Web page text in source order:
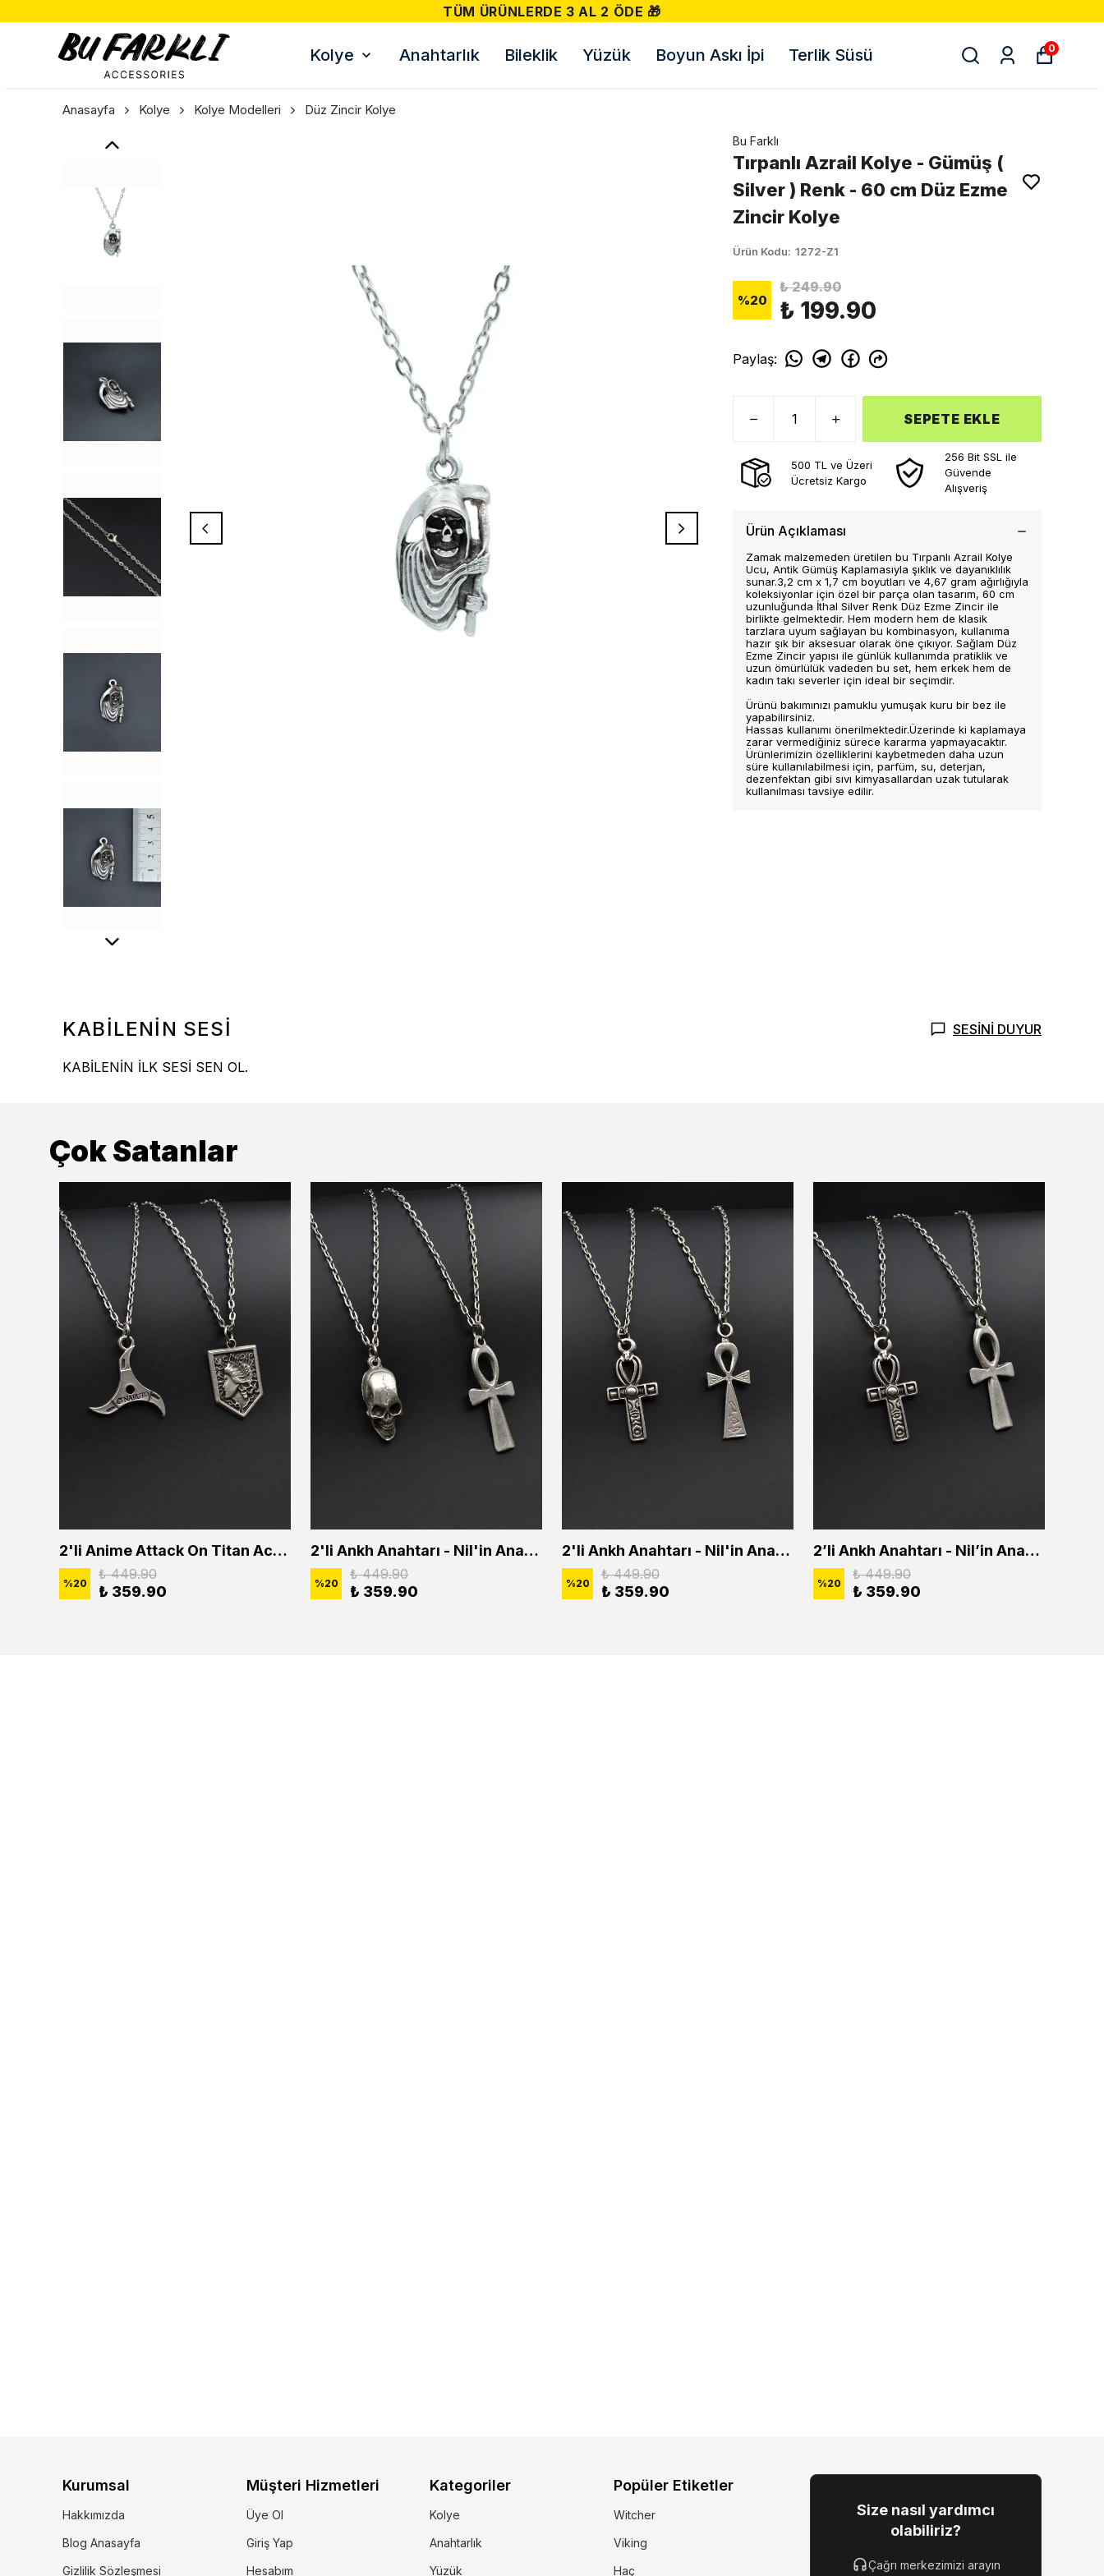
TÜM ÜRÜNLERDE 3 AL 2 ÖDE 🎁
Kolye Anahtarlık Bileklik Yüzük Boyun Askı İpi Terlik Süsü 0
Anasayfa Kolye Kolye Modelleri Düz Zincir Kolye
Bu Farklı
Tırpanlı Azrail Kolye - Gümüş (
Silver ) Renk - 60 cm Düz Ezme
Zincir Kolye
Ürün Kodu: 1272-Z1
%20
₺ 249.90
₺ 199.90
Paylaş:
SEPETE EKLE
500 TL ve Üzeri
Ücretsiz Kargo
256 Bit SSL ile
Güvende
Alışveriş
Ürün Açıklaması
Zamak malzemeden üretilen bu Tırpanlı Azrail Kolye
Ucu, Antik Gümüş Kaplamasıyla şıklık ve dayanıklılık
sunar.3,2 cm x 1,7 cm boyutları ve 4,67 gram ağırlığıyla
koleksiyonlar için özel bir parça olan tasarım, 60 cm
uzunluğunda İthal Silver Renk Düz Ezme Zincir ile
birlikte gelmektedir. Hem modern hem de klasik
tarzlara uyum sağlayan bu kombinasyon, kullanıma
hazır şık bir aksesuar olarak öne çıkıyor. Sağlam Düz
Ezme Zincir yapısı ile günlük kullanımda pratiklik ve
uzun ömürlülük vadeden bu set, hem erkek hem de
kadın takı severler için ideal bir seçimdir.
Ürünü bakımınızı pamuklu yumuşak kuru bir bez ile
yapabilirsiniz.
Hassas kullanımı önerilmektedir.Üzerinde ki kaplamaya
zarar vermediğiniz sürece kararma yapmayacaktır.
Ürünlerimizin özelliklerini kaybetmeden daha uzun
süre kullanılabilmesi için, parfüm, su, deterjan,
dezenfektan gibi sıvı kimyasallardan uzak tutularak
kullanılması tavsiye edilir.
KABİLENİN SESİ SESİNİ DUYUR
KABİLENİN İLK SESİ SEN OL.
Çok Satanlar
2'li Anime Attack On Titan Acrylic Maria Anime Naruto Erkek Kadın Kolye Seti
%20
₺ 449.90
₺ 359.90
2'li Ankh Anahtarı - Nil'in Anahtarı - Kuru Kafa Erkek Kadın Kolye Seti
%20
₺ 449.90
₺ 359.90
2'li Ankh Anahtarı - Nil'in Anahtarı Erkek Kadın Kolye Seti
%20
₺ 449.90
₺ 359.90
2’li Ankh Anahtarı - Nil’in Anahtarı Erkek Kadın Kolye Seti
%20
₺ 449.90
₺ 359.90
Kurumsal
Hakkımızda
Blog Anasayfa
Gizlilik Sözleşmesi
Müşteri Hizmetleri
Üye Ol
Giriş Yap
Hesabım
Kategoriler
Kolye
Anahtarlık
Yüzük
Popüler Etiketler
Witcher
Viking
Haç
Size nasıl yardımcı
olabiliriz?
Çağrı merkezimizi arayın